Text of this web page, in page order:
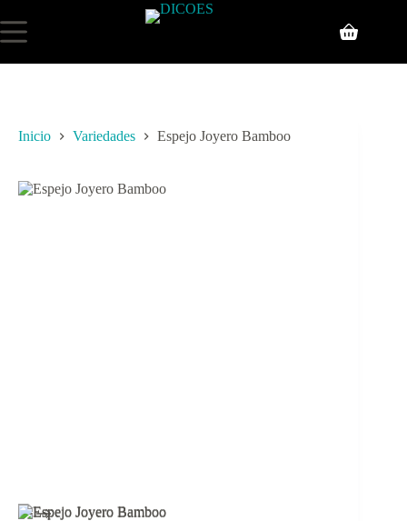
Inicio Variedades Espejo Joyero Bamboo